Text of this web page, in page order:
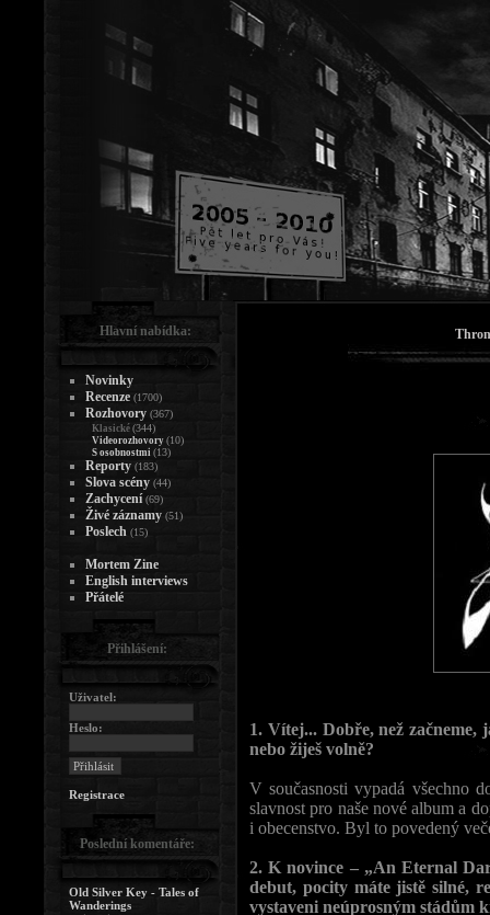
1. Vítej... Dobře, než začneme,
nebo žiješ volně?
V současnosti vypadá všechno
slavnost pro naše nové album a
i obecenstvo. Byl to povedený
2. K novince – „An Eternal
debut, pocity máte jistě silné,
vystaveni neúprosným stádům
Hlavní nabídka:
Novinky
Recenze (1700)
Rozhovory (367)
Klasické (344)
Videorozhovory (10)
S osobnostmi (13)
Reporty (183)
Slova scény (44)
Zachycení (69)
Živé záznamy (51)
Poslech (15)
Mortem Zine
English interviews
Přátelé
Přihlášení:
Uživatel:
Heslo:
Registrace
Poslední komentáře:
Old Silver Key - Tales of
Wanderings